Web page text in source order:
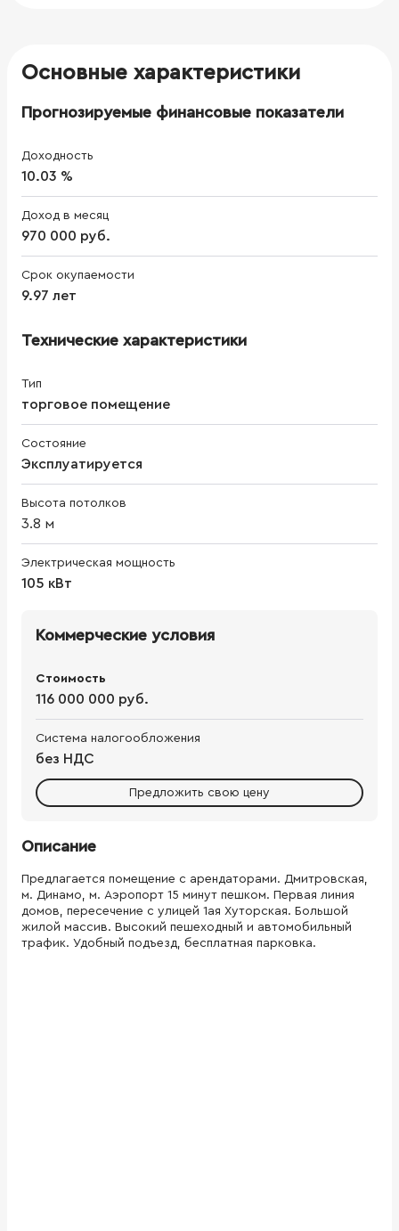
Основные характеристики
Прогнозируемые финансовые показатели
Доходность
10.03 %
Доход в месяц
970 000 руб.
Срок окупаемости
9.97 лет
Технические характеристики
Тип
торговое помещение
Состояние
Эксплуатируется
Высота потолков
3.8 м
Электрическая мощность
105 кВт
Коммерческие условия
Стоимость
116 000 000 руб.
Система налогообложения
без НДС
Предложить свою цену
Описание
Предлагается помещение с арендаторами. Дмитровская,
м. Динамо, м. Аэропорт 15 минут пешком. Первая линия
домов, пересечение с улицей 1ая Хуторская. Большой
жилой массив. Высокий пешеходный и автомобильный
трафик. Удобный подъезд, бесплатная парковка.